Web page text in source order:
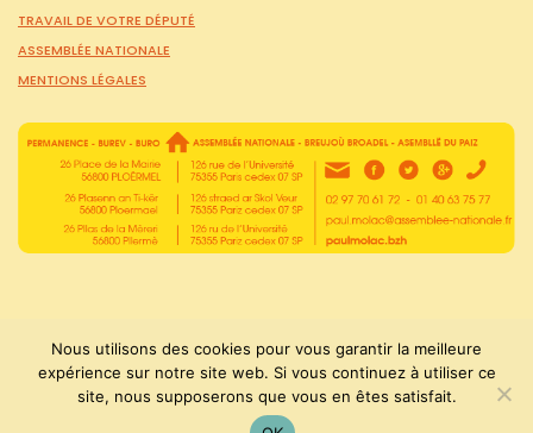
TRAVAIL DE VOTRE DÉPUTÉ
ASSEMBLÉE NATIONALE
MENTIONS LÉGALES
PaulMolac © Tous droits réservés 2015-2026
Nous utilisons des cookies pour vous garantir la meilleure
expérience sur notre site web. Si vous continuez à utiliser ce
site, nous supposerons que vous en êtes satisfait.